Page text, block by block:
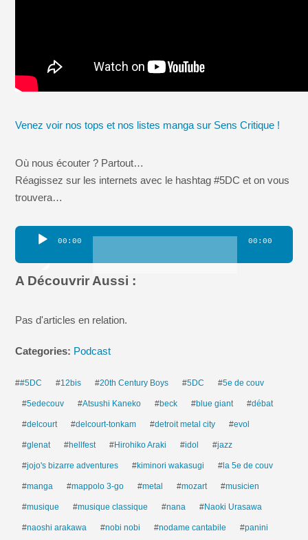
Venez voir nos tops et nos listes manga sur Sens Critique !
Où nous écouter ? Partout…
Réagissez sur les internets avec le hashtag #5DC et on vous
trouvera…
Lecteur
00:00 00:00
A Découvrir Aussi :
Pas d'articles en relation.
Categories: Podcast
##5DC #12bis #20th Century Boys #5DC #5e de couv
#5edecouv #Atsushi Kaneko #beck #blue giant #débat
#delcourt #delcourt-tonkam #detroit metal city #evol
#glenat #hellfest #Hirohiko Araki #idol #jazz
#jojo's bizarre adventures #kiminori wakasugi # la 5e de couv
#manga #mappolo 3-go #metal #mozart #musicien
#musique #musique classique #nana #Naoki Urasawa
#naoshi arakawa #nobi nobi #nodame cantabile #panini